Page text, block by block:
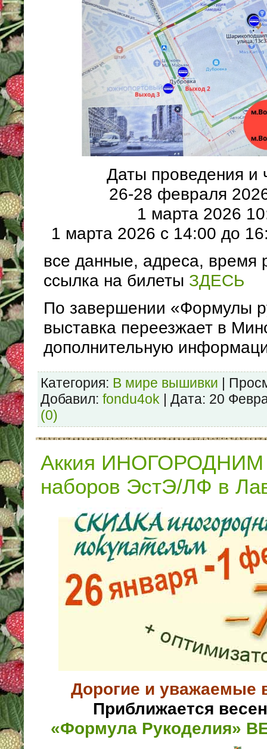
Даты проведения и
26-28 февраля
1 марта 2026
1 марта 2026 с 14:00 до
все данные, адреса, время
ссылка на билеты ЗДЕСЬ
По завершении «Формулы
выставка переезжает в
дополнительную
Категория: В мире вышивки |
Добавил: fondu4ok | Дата: 20
(0)
Аккия ИНОГОРОДНИМ
наборов ЭстЭ/ЛФ в
Дорогие и
Приближается
«Формула Рукоделия»